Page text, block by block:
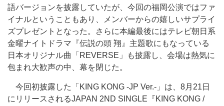
語バージョンを披露していたが、今回の福岡公演ではファ
イナルということもあり、メンバーからの嬉しいサプライ
ズプレゼントとなった。さらに本編最後にはテレビ朝日系
金曜ナイトドラマ『伝説の頭 翔』主題歌にもなっている
日本オリジナル曲「REVERSE」も披露し、会場は熱気に
包まれ大歓声の中、幕を閉じた。
今回初披露した「KING KONG -JP Ver.-」は、8月21日
にリリースされるJAPAN 2ND SINGLE『KING KONG /